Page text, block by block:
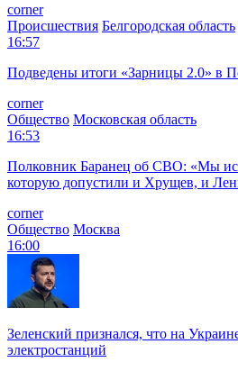
corner
Происшествия Белгородская область
16:57
Подведены итоги «Зарницы 2.0» в
corner
Общество Московская область
16:53
Полковник Баранец об СВО: «Мы
которую допустили и Хрущев, и
corner
Общество Москва
16:00
Зеленский признался, что на
электростанций